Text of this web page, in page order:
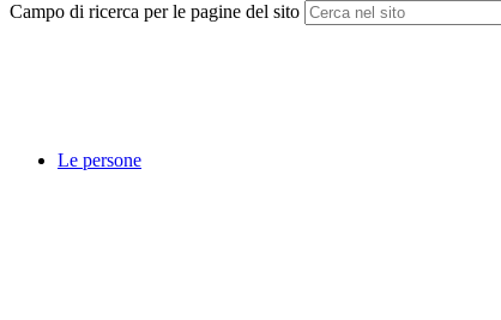
Campo di ricerca per le pagine del sito
Le persone